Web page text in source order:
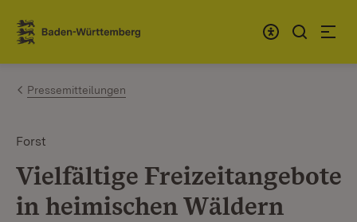
Zum Inhalt springen
Link zur Startseite
Pressemitteilungen
Forst
Vielfältige Freizeitangebote
in heimischen Wäldern